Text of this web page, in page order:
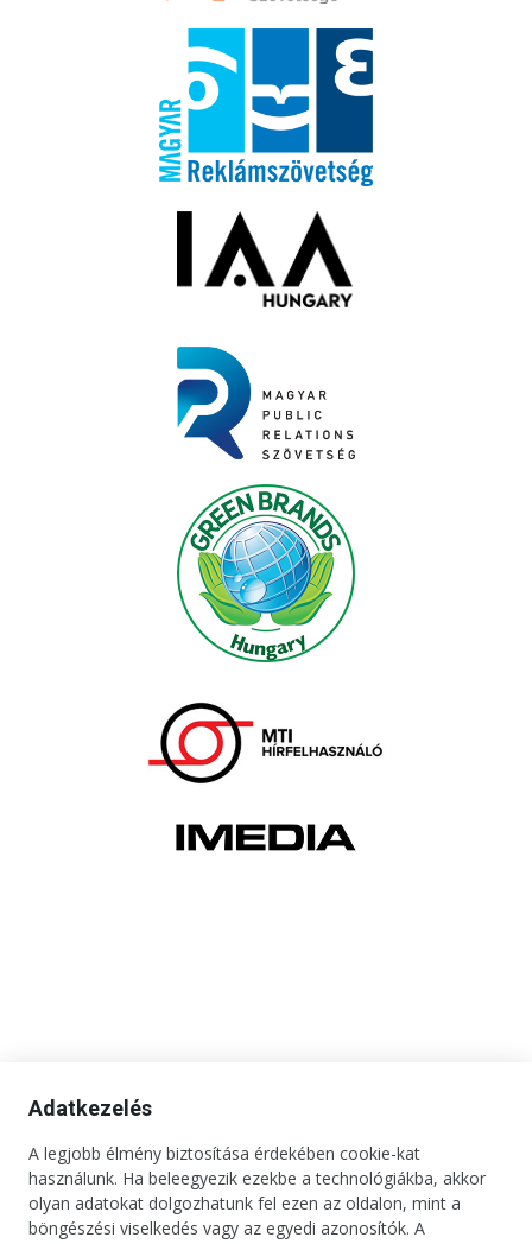
Adatkezelés
A legjobb élmény biztosítása érdekében cookie-kat
használunk. Ha beleegyezik ezekbe a technológiákba, akkor
olyan adatokat dolgozhatunk fel ezen az oldalon, mint a
böngészési viselkedés vagy az egyedi azonosítók. A